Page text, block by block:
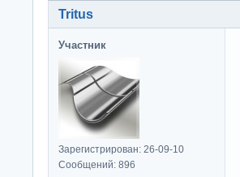
Tritus
Участник
Зарегистрирован: 26-09-10
Сообщений: 896